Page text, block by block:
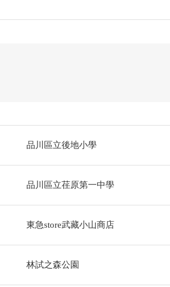
品川區立後地小學
品川區立荏原第一中學
東急store武藏小山商店
林試之森公園